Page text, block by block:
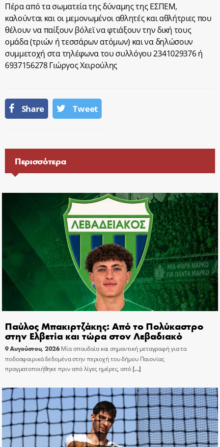
Πέρα από τα σωματεία της δύναμης της ΕΣΠΕΜ,
καλούνται και οι μεμονωμένοι αθλητές και αθλήτριες που
θέλουν να παίξουν βόλεϊ να φτιάξουν την δική τους
ομάδα (τριών ή τεσσάρων ατόμων) και να δηλώσουν
συμμετοχή στα τηλέφωνα του συλλόγου 2341029376 ή
6937156278 Γιώργος Χειρούλης
Share Tweet
Περισσότερα
Παύλος Μπακιρτζάκης: Από το Πολύκαστρο
στην Ελβετία και τώρα στον Λεβαδιακό
9 Αυγούστου, 2026 Μία σπουδαία και σημαντική μεταγραφή για τα
ποδοσφαιρικά δεδομένα στην περιοχή του δήμου Παιονίας
πραγματοποιήθηκε πριν από λίγες ημέρες, από[…]